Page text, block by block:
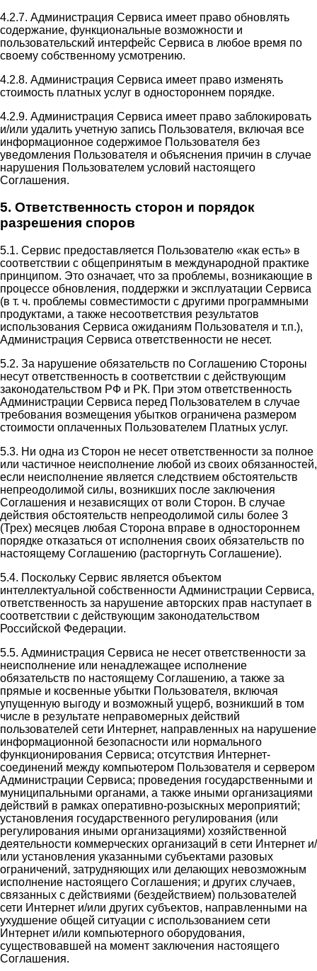
4.2.7. Администрация Сервиса имеет право обновлять
содержание, функциональные возможности и
пользовательский интерфейс Сервиса в любое время по
своему собственному усмотрению.
4.2.8. Администрация Сервиса имеет право изменять
стоимость платных услуг в одностороннем порядке.
4.2.9. Администрация Сервиса имеет право заблокировать
и/или удалить учетную запись Пользователя, включая все
информационное содержимое Пользователя без
уведомления Пользователя и объяснения причин в случае
нарушения Пользователем условий настоящего
Соглашения.
5. Ответственность сторон и порядок
разрешения споров
5.1. Сервис предоставляется Пользователю «как есть» в
соответствии с общепринятым в международной практике
принципом. Это означает, что за проблемы, возникающие в
процессе обновления, поддержки и эксплуатации Сервиса
(в т. ч. проблемы совместимости с другими программными
продуктами, а также несоответствия результатов
использования Сервиса ожиданиям Пользователя и т.п.),
Администрация Сервиса ответственности не несет.
5.2. За нарушение обязательств по Соглашению Стороны
несут ответственность в соответствии с действующим
законодательством РФ и РК. При этом ответственность
Администрации Сервиса перед Пользователем в случае
требования возмещения убытков ограничена размером
стоимости оплаченных Пользователем Платных услуг.
5.3. Ни одна из Сторон не несет ответственности за полное
или частичное неисполнение любой из своих обязанностей,
если неисполнение является следствием обстоятельств
непреодолимой силы, возникших после заключения
Соглашения и независящих от воли Сторон. В случае
действия обстоятельств непреодолимой силы более 3
(Трех) месяцев любая Сторона вправе в одностороннем
порядке отказаться от исполнения своих обязательств по
настоящему Соглашению (расторгнуть Соглашение).
5.4. Поскольку Сервис является объектом
интеллектуальной собственности Администрации Сервиса,
ответственность за нарушение авторских прав наступает в
соответствии с действующим законодательством
Российской Федерации.
5.5. Администрация Сервиса не несет ответственности за
неисполнение или ненадлежащее исполнение
обязательств по настоящему Соглашению, а также за
прямые и косвенные убытки Пользователя, включая
упущенную выгоду и возможный ущерб, возникший в том
числе в результате неправомерных действий
пользователей сети Интернет, направленных на нарушение
информационной безопасности или нормального
функционирования Сервиса; отсутствия Интернет-
соединений между компьютером Пользователя и сервером
Администрации Сервиса; проведения государственными и
муниципальными органами, а также иными организациями
действий в рамках оперативно-розыскных мероприятий;
установления государственного регулирования (или
регулирования иными организациями) хозяйственной
деятельности коммерческих организаций в сети Интернет и/
или установления указанными субъектами разовых
ограничений, затрудняющих или делающих невозможным
исполнение настоящего Соглашения; и других случаев,
связанных с действиями (бездействием) пользователей
сети Интернет и/или других субъектов, направленными на
ухудшение общей ситуации с использованием сети
Интернет и/или компьютерного оборудования,
существовавшей на момент заключения настоящего
Соглашения.